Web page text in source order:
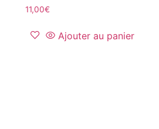
11,00€
Ajouter au panier